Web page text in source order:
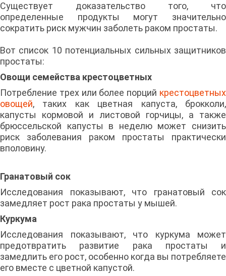
Существует доказательство того, что
определенные продукты могут значительно
сократить риск мужчин заболеть раком простаты.
Вот список 10 потенциальных сильных защитников
простаты:
Овощи семейства крестоцветных
Потребление трех или более порций крестоцветных
овощей, таких как цветная капуста, брокколи,
капусты кормовой и листовой горчицы, а также
брюссельской капусты в неделю может снизить
риск заболевания раком простаты практически
вполовину.
Гранатовый сок
Исследования показывают, что гранатовый сок
замедляет рост рака простаты у мышей.
Куркума
Исследования показывают, что куркума может
предотвратить развитие рака простаты и
замедлить его рост, особенно когда вы потребляете
его вместе с цветной капустой.